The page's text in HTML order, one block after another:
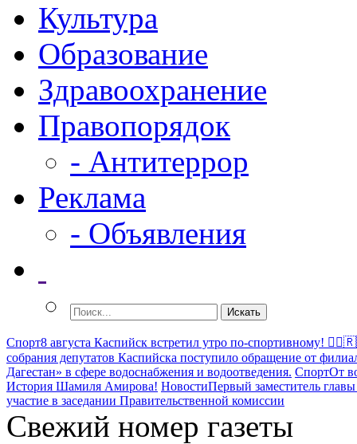
Культура
Образование
Здравоохранение
Правопорядок
- Антитеррор
Реклама
- Объявления
Спорт8 августа Каспийск встретил утро по-спортивному!
собрания депутатов Каспийска поступило обращение от
Дагестан» в сфере водоснабжения и водоотведения. СпортОт
История Шамиля Амирова! НовостиПервый заместитель
участие в заседании Правительственной комиссии
Свежий номер газеты